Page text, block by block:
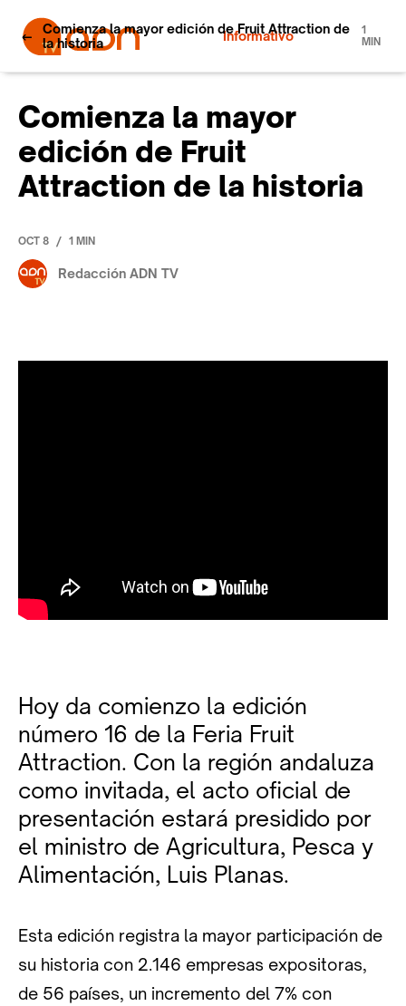
Informativo
Comienza la mayor edición de Fruit Attraction de
la historia
1
MIN
Comienza la mayor
edición de Fruit
Attraction de la historia
OCT 8 / 1 MIN
Redacción ADN TV
Hoy da comienzo la edición
número 16 de la Feria Fruit
Attraction. Con la región andaluza
como invitada, el acto oficial de
presentación estará presidido por
el ministro de Agricultura, Pesca y
Alimentación, Luis Planas.
Esta edición registra la mayor participación de
su historia con 2.146 empresas expositoras,
de 56 países, un incremento del 7% con